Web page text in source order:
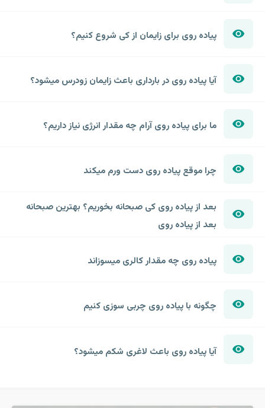
پیاده روی برای زایمان از کی شروع کنیم؟
آیا پیاده روی در بارداری باعث زایمان زودرس میشود؟
ما برای پیاده روی آرام چه مقدار انرژی نیاز داریم؟
چرا موقع پیاده روی دست ورم میکند
بعد از پیاده روی کی صبحانه بخوریم؟ بهترین صبحانه
بعد از پیاده روی
پیاده روی چه مقدار کالری میسوزاند
چگونه با پیاده روی چربی سوزی کنیم
آیا پیاده روی باعث لاغری شکم میشود؟